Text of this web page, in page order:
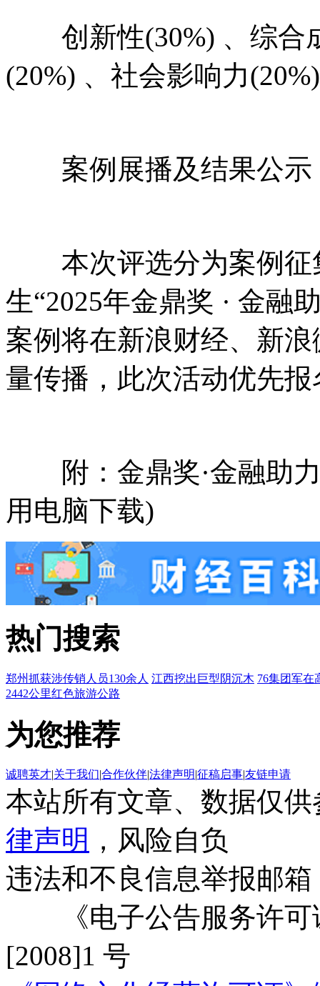
创新性(30%) 、综合
(20%) 、社会影响力(20%)
案例展播及结果公示
本次评选分为案例征
生“2025年金鼎奖 · 金融
案例将在新浪财经、新
量传播，此次活动优先
附：金鼎奖·金融助力
用电脑下载)
热门搜索
郑州抓获涉传销人员130余人 江西挖出巨型阴沉木 76集团军在
2442公里红色旅游公路
为您推荐
诚聘英才|关于我们|合作伙伴|法律声明|征稿启事|友链申请
本站所有文章、数据仅
律声明 ，风险自负
违法和不良信息举报邮箱
《电子公告服务许可
[2008]1 号